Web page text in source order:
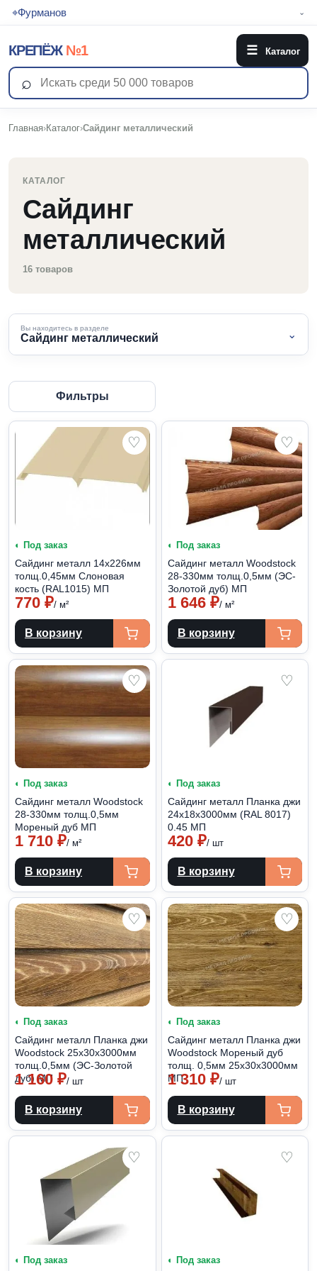
⌖Фурманов ⌄
КРЕПЁЖ №1 ☰ Каталог
⌕
Главная›Каталог›Сайдинг металлический
КАТАЛОГ
Сайдинг
металлический
16 товаров
Вы находитесь в разделе
Сайдинг металлический ⌄
Фильтры
♡
◐ Под заказ
Сайдинг металл 14х226мм
толщ.0,45мм Слоновая
кость (RAL1015) МП
770 ₽/ м²
В корзину
♡
◐ Под заказ
Сайдинг металл Woodstock
28-330мм толщ.0,5мм (ЭС-
Золотой дуб) МП
1 646 ₽/ м²
В корзину
♡
◐ Под заказ
Сайдинг металл Woodstock
28-330мм толщ.0,5мм
Мореный дуб МП
1 710 ₽/ м²
В корзину
♡
◐ Под заказ
Сайдинг металл Планка джи
24х18х3000мм (RAL 8017)
0.45 МП
420 ₽/ шт
В корзину
♡
◐ Под заказ
Сайдинг металл Планка джи
Woodstock 25х30х3000мм
толщ.0,5мм (ЭС-Золотой
дуб) МП
1 160 ₽/ шт
В корзину
♡
◐ Под заказ
Сайдинг металл Планка джи
Woodstock Мореный дуб
толщ. 0,5мм 25х30х3000мм
МП
1 310 ₽/ шт
В корзину
♡
◐ Под заказ
♡
◐ Под заказ